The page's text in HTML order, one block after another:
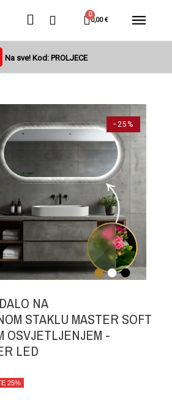
0,00 €
Na sve! Kod: PROLJECE
−25%
NA
STAKLU MASTER SOFT
OSVJETLJENJEM -
LED
25%